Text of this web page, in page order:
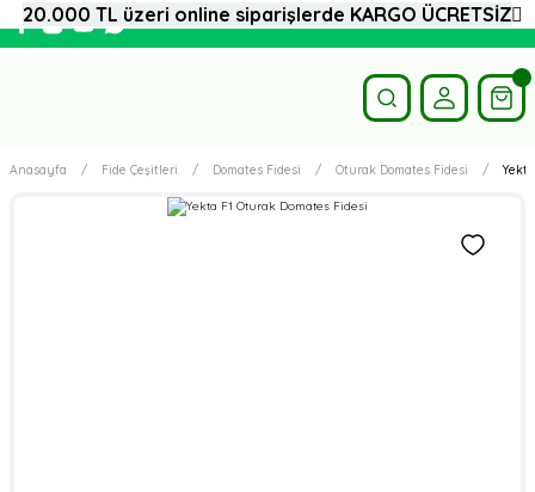
Anasayfa Fide Çeşitleri Domates Fidesi Oturak Domates Fidesi
20.000 TL üzeri online siparişlerde KARGO ÜCRETSİZ